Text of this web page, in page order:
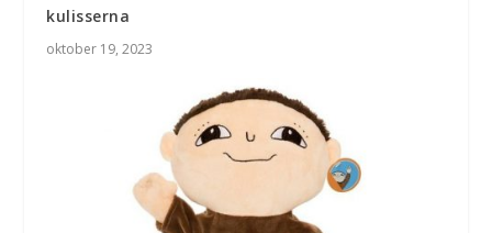
kulisserna
oktober 19, 2023